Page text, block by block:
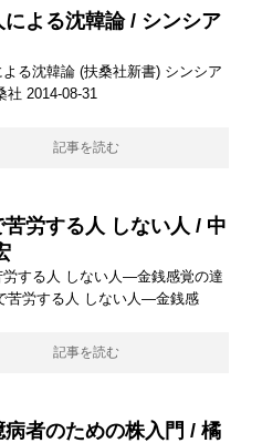
による沈韓論 / シンシア
る沈韓論 (扶桑社新書) シンシア
社 2014-08-31
記事を読む
苦労する人 しない人 / 中
労する人 しない人―金銭感覚の達
苦労する人 しない人―金銭感
記事を読む
病者のための株入門 / 橘